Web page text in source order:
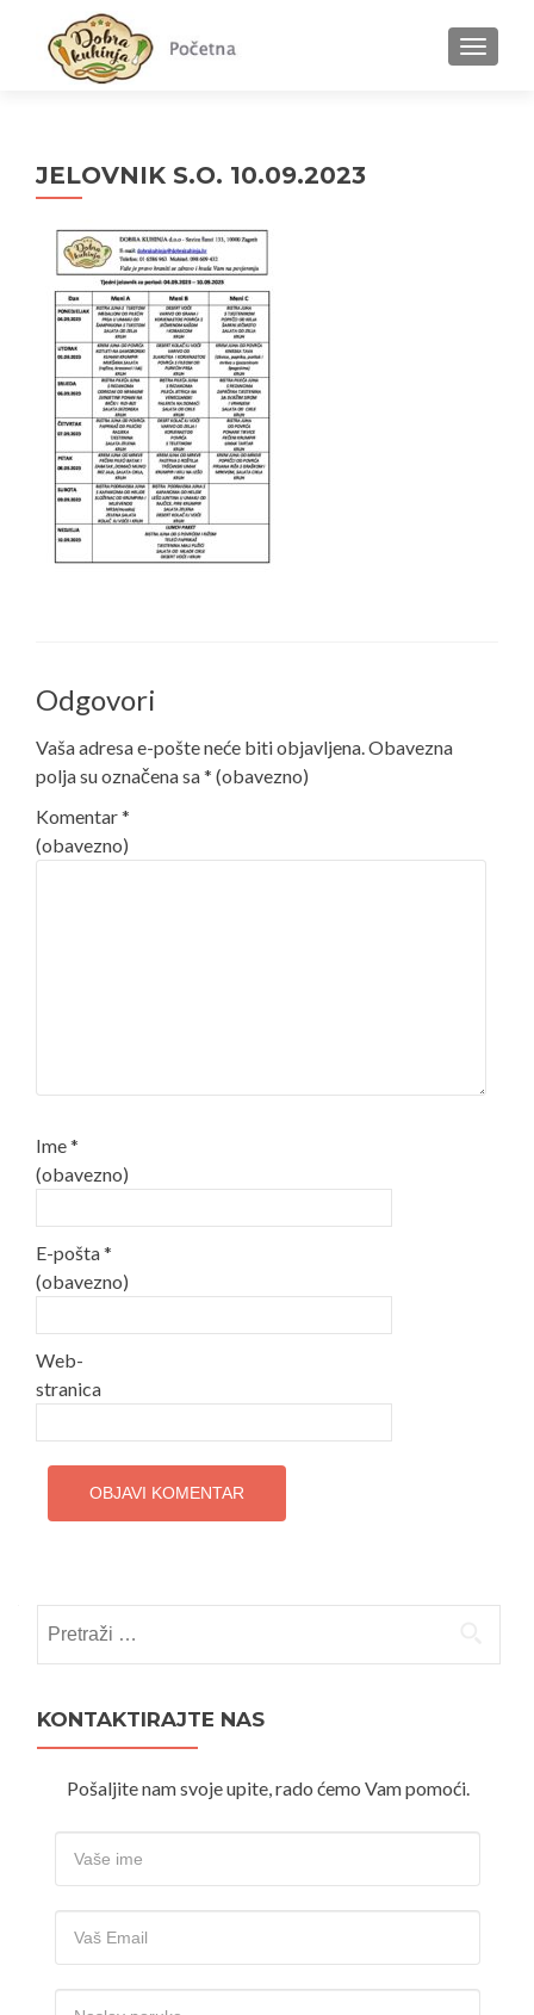
MENU
JELOVNIK S.O. 10.09.2023
Odgovori
Vaša adresa e-pošte neće biti objavljena.Obavezna
polja su označena sa* (obavezno)
Komentar*
(obavezno)
Ime*
(obavezno)
E-pošta*
(obavezno)
Web-
stranica
KONTAKTIRAJTE NAS
Pošaljite nam svoje upite, rado ćemo Vam pomoći.